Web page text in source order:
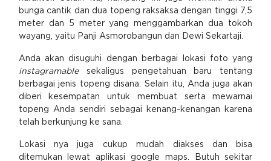
bunga cantik dan dua topeng raksaksa dengan tinggi 7,5
meter dan 5 meter yang menggambarkan dua tokoh
wayang, yaitu Panji Asmorobangun dan Dewi Sekartaji.
Anda akan disuguhi dengan berbagai lokasi foto yang
instagramablesekaligus pengetahuan baru tentang
berbagai jenis topeng disana. Selain itu, Anda juga akan
diberi kesempatan untuk membuat serta mewarnai
topeng Anda sendiri sebagai kenang-kenangan karena
telah berkunjung ke sana.
Lokasi nya juga cukup mudah diakses dan bisa
ditemukan lewat aplikasi google maps. Butuh sekitar